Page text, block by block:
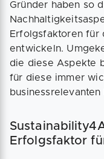
Gründer haben so
Erfolgsfaktoren für
entwickeln.
die diese Aspekte
für diese immer
Erfolgsfaktor